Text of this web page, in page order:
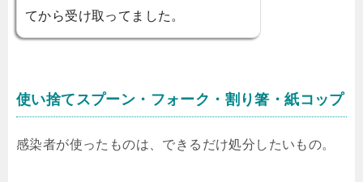
てから受け取ってました。
使い捨てスプーン・フォーク・割り箸・紙コップ
感染者が使ったものは、できるだけ処分したいもの。